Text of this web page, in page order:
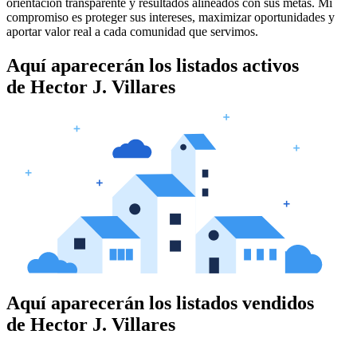
compromiso es proteger sus intereses, maximizar oportunidades y
aportar valor real a cada comunidad que servimos.
Aquí aparecerán los listados activos
de Hector J. Villares
Aquí aparecerán los listados vendidos
de Hector J. Villares